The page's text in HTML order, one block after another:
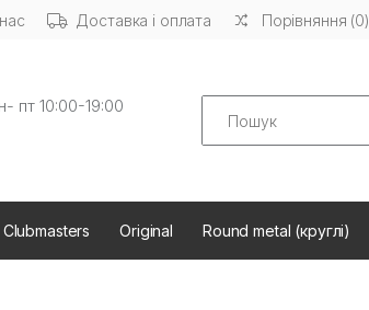
Доставка і оплата Порівняння (0)
пт 10:00-19:00 Search
Clubmasters Original Round metal (круглі)